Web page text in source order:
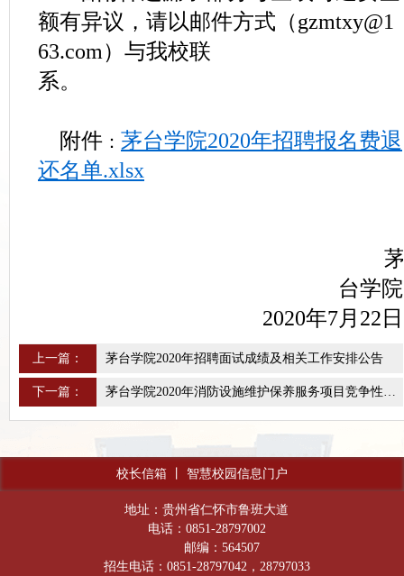
额有异议，请以邮件方式（gzmtxy@1
63.com）与我校联
系。
附件 ： 茅台学院2020年招聘报名费退
还名单.xlsx
台学院
2020年7月22日
上一篇： 茅台学院2020年招聘面试成绩及相关工作安排公告
下一篇： 茅台学院2020年消防设施维护保养服务项目竞争性比选结果公示
校长信箱 智慧校园信息门户
地址：贵州省仁怀市鲁班大道
电话：0851-28797002
邮编：564507
招生电话：0851-28797042，28797033